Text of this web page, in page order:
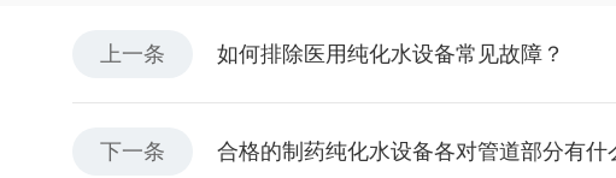
上一条 如何排除医用纯化水设备常见故障？
下一条 合格的制药纯化水设备各对管道部分有什